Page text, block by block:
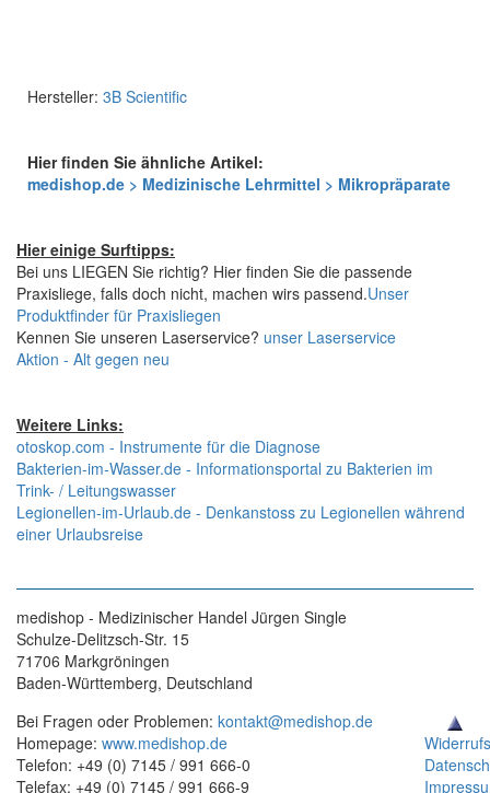
Hersteller: 3B Scientific
Hier finden Sie ähnliche Artikel:
medishop.de > Medizinische Lehrmittel > Mikropräparate
Hier einige Surftipps:
Bei uns LIEGEN Sie richtig? Hier finden Sie die passende
Praxisliege, falls doch nicht, machen wirs passend.Unser
Produktfinder für Praxisliegen
Kennen Sie unseren Laserservice? unser Laserservice
Aktion - Alt gegen neu
Weitere Links:
otoskop.com - Instrumente für die Diagnose
Bakterien-im-Wasser.de - Informationsportal zu Bakterien im
Trink- / Leitungswasser
Legionellen-im-Urlaub.de - Denkanstoss zu Legionellen während
einer Urlaubsreise
medishop - Medizinischer Handel Jürgen Single
Schulze-Delitzsch-Str. 15
71706 Markgröningen
Baden-Württemberg, Deutschland
Bei Fragen oder Problemen: kontakt@medishop.de
Homepage: www.medishop.de
Telefon: +49 (0) 7145 / 991 666-0
Telefax: +49 (0) 7145 / 991 666-9